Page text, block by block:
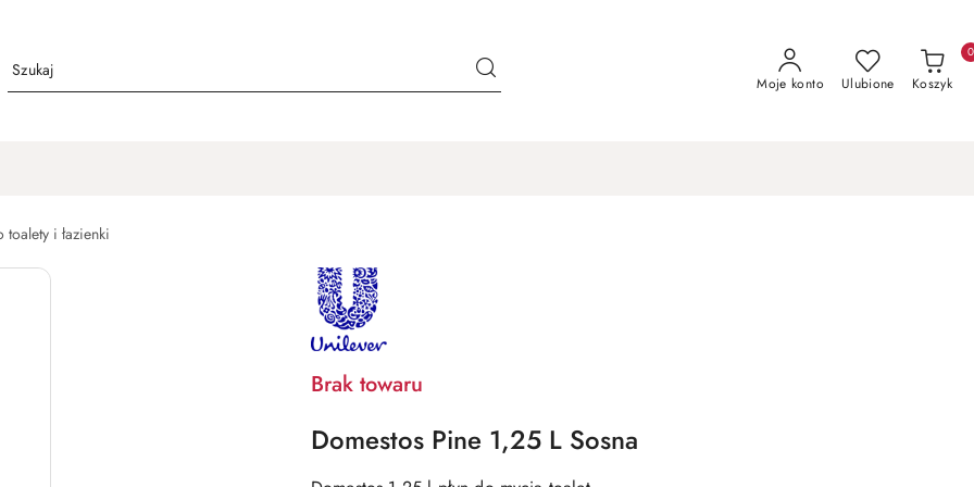
Moje konto Ulubione Koszyk
0
i łazienki
NAZWA
PRODUCENTA:
UNILEVER
Brak towaru
Domestos Pine 1,25 L Sosna